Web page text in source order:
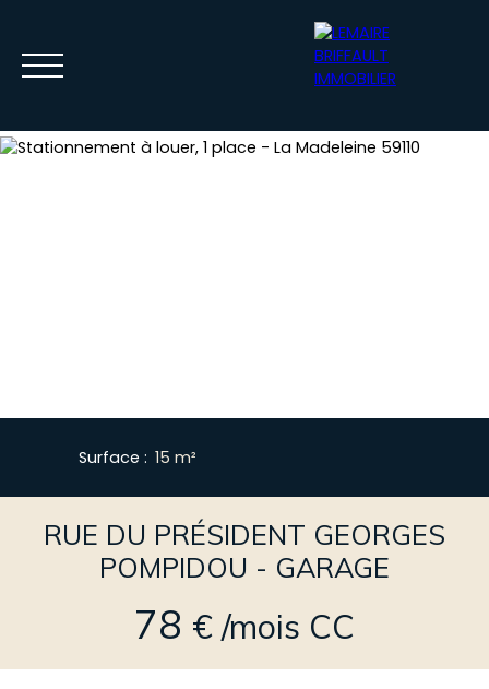
Surface : 15 m²
RUE DU PRÉSIDENT GEORGES
POMPIDOU - GARAGE
78 € /mois CC